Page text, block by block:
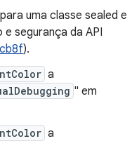
uma classe sealed e
segurança da API
).
a
" em
a